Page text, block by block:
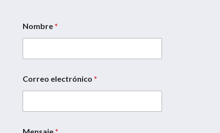
Nombre*
M
e
s
j
Correo electrónico *